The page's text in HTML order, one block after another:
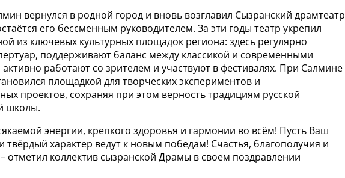
вернулся в родной город и вновь возглавил Сызранский драмтеатр
его бессменным руководителем. За эти годы театр укрепил
из ключевых культурных площадок региона: здесь регулярно
поддерживают баланс между классикой и современными
работают со зрителем и участвуют в фестивалях. При Салмине
площадкой для творческих экспериментов и
проектов, сохраняя при этом верность традициям русской
школы.
энергии, крепкого здоровья и гармонии во всём! Пусть Ваш
твёрдый характер ведут к новым победам! Счастья, благополучия и
отметил коллектив сызранской Драмы в своем поздравлении